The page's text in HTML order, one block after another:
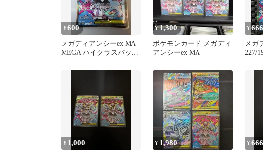
¥600
メガディアンシーex MA
MEGA ハイクラスパック
¥1,300
ポケモンカード メガディ
アンシーex MA
¥666
メガ
227/
¥ 1,000 ¥ 1,980 ¥666